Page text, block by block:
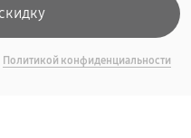
Политикой конфиденциальности